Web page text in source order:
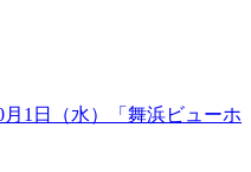
1日（水）「舞浜ビューホ